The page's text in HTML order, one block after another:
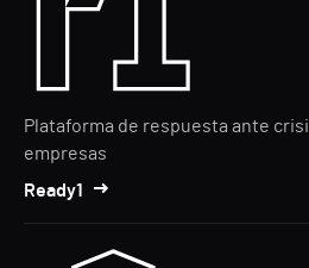
Plataforma de respuesta ante
empresas
Ready1